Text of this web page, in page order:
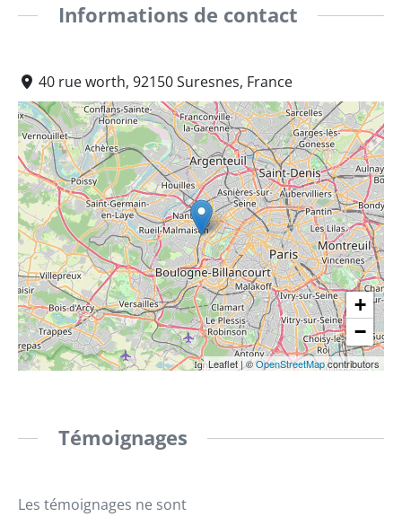
Informations de contact
40 rue worth, 92150 Suresnes, France
+
−
Leaflet|©OpenStreetMapcontributors
Témoignages
Les témoignages ne sont